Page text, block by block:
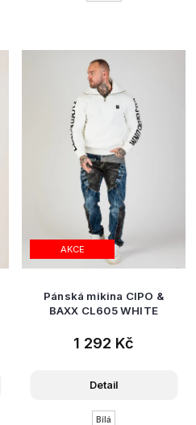
AKCE
Pánská mikina CIPO &
BAXX CL605 WHITE
1 292 Kč
Detail
Bílá